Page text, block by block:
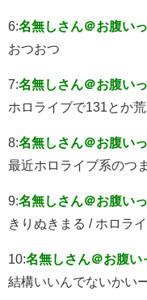
6:名無しさん＠お腹い
おつおつ
7:名無しさん＠お腹い
ホロライブで131とか
8:名無しさん＠お腹い
最近ホロライブ系のつ
9:名無しさん＠お腹い
きりぬきまる / ホロラ
10:名無しさん＠お腹い
結構いいんでないかい